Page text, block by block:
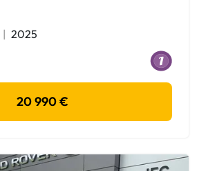
2025
20 990 €